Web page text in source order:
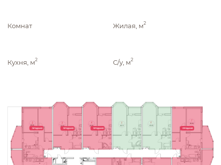
Комнат Жилая, м2
Кухня, м2 С/у, м2
ПРОДАНО ПРОДАНО ПРОДАНО ПРОДАНО